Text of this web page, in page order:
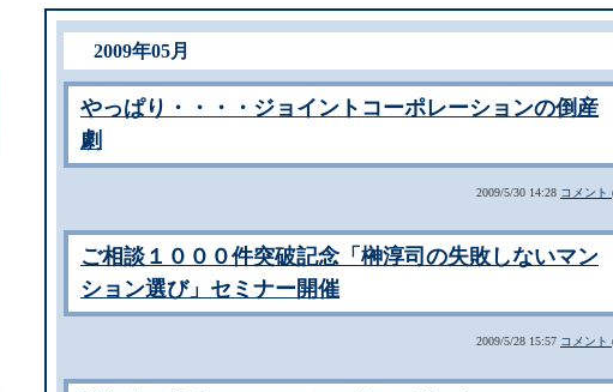
2009年05月
やっぱり・・・・ジョイントコーポレーションの倒産
劇
2009/5/30 14:28 コメント
ご相談１０００件突破記念「榊淳司の失敗しないマン
ション選び」セミナー開催
2009/5/28 15:57 コメント